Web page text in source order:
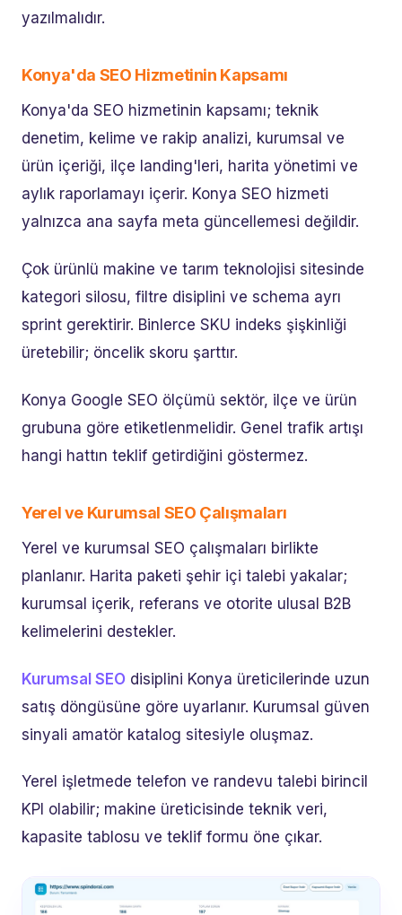
yazılmalıdır.
Konya'da SEO Hizmetinin Kapsamı
Konya'da SEO hizmetinin kapsamı; teknik
denetim, kelime ve rakip analizi, kurumsal ve
ürün içeriği, ilçe landing'leri, harita yönetimi ve
aylık raporlamayı içerir. Konya SEO hizmeti
yalnızca ana sayfa meta güncellemesi değildir.
Çok ürünlü makine ve tarım teknolojisi sitesinde
kategori silosu, filtre disiplini ve schema ayrı
sprint gerektirir. Binlerce SKU indeks şişkinliği
üretebilir; öncelik skoru şarttır.
Konya Google SEO ölçümü sektör, ilçe ve ürün
grubuna göre etiketlenmelidir. Genel trafik artışı
hangi hattın teklif getirdiğini göstermez.
Yerel ve Kurumsal SEO Çalışmaları
Yerel ve kurumsal SEO çalışmaları birlikte
planlanır. Harita paketi şehir içi talebi yakalar;
kurumsal içerik, referans ve otorite ulusal B2B
kelimelerini destekler.
Kurumsal SEO disiplini Konya üreticilerinde uzun
satış döngüsüne göre uyarlanır. Kurumsal güven
sinyali amatör katalog sitesiyle oluşmaz.
Yerel işletmede telefon ve randevu talebi birincil
KPI olabilir; makine üreticisinde teknik veri,
kapasite tablosu ve teklif formu öne çıkar.